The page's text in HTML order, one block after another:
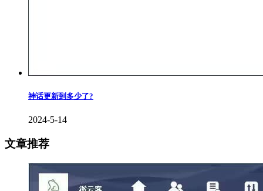
神话更新到多少了?
2024-5-14
文章推荐